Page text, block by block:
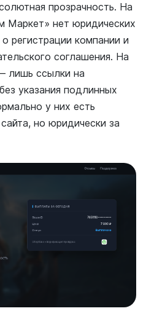
прозрачность. На
Маркет» нет юридических
регистрации компании и
соглашения. На
лишь ссылки на
указания подлинных
у них есть
но юридически за